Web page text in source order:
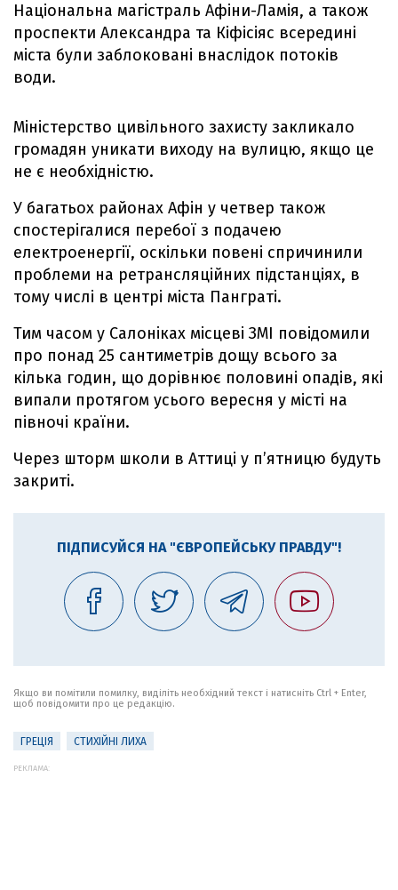
Національна магістраль Афіни-Ламія, а також
проспекти Александра та Кіфісіяс всередині
міста були заблоковані внаслідок потоків
води.
Міністерство цивільного захисту закликало
громадян уникати виходу на вулицю, якщо це
не є необхідністю.
У багатьох районах Афін у четвер також
спостерігалися перебої з подачею
електроенергії, оскільки повені спричинили
проблеми на ретрансляційних підстанціях, в
тому числі в центрі міста Панграті.
Тим часом у Салоніках місцеві ЗМІ повідомили
про понад 25 сантиметрів дощу всього за
кілька годин, що дорівнює половині опадів, які
випали протягом усього вересня у місті на
півночі країни.
Через шторм школи в Аттиці у п’ятницю будуть
закриті.
ПІДПИСУЙСЯ НА "ЄВРОПЕЙСЬКУ ПРАВДУ"!
Якщо ви помітили помилку, виділіть необхідний текст і натисніть Ctrl + Enter,
щоб повідомити про це редакцію.
ГРЕЦІЯ СТИХІЙНІ ЛИХА
РЕКЛАМА: